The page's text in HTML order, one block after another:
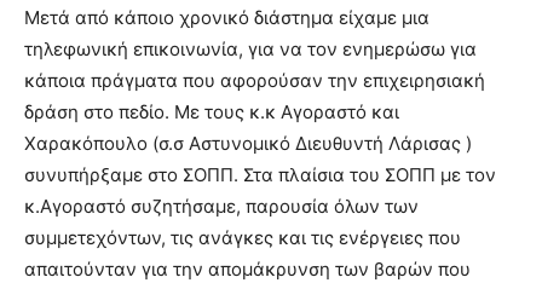
Μετά από κάποιο χρονικό διάστημα είχαμε μια
τηλεφωνική επικοινωνία, για να τον ενημερώσω για
κάποια πράγματα που αφορούσαν την επιχειρησιακή
δράση στο πεδίο. Με τους κ.κ Αγοραστό και
Χαρακόπουλο (σ.σ Αστυνομικό Διευθυντή Λάρισας )
συνυπήρξαμε στο ΣΟΠΠ. Στα πλαίσια του ΣΟΠΠ με τον
κ.Αγοραστό συζητήσαμε, παρουσία όλων των
συμμετεχόντων, τις ανάγκες και τις ενέργειες που
απαιτούνταν για την απομάκρυνση των βαρών που